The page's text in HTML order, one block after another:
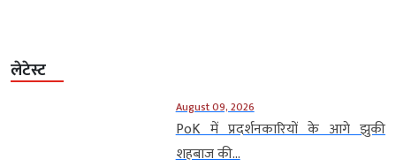
लेटेस्ट
August 09, 2026
PoK में प्रदर्शनकारियों के आगे झुकी
शहबाज की...